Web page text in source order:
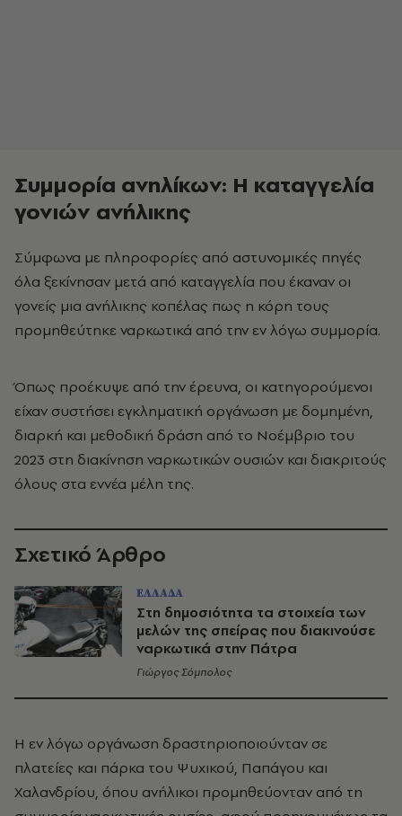
Συμμορία ανηλίκων: Η καταγγελία
γονιών ανήλικης
Σύμφωνα με πληροφορίες από αστυνομικές πηγές
όλα ξεκίνησαν μετά από καταγγελία που έκαναν οι
γονείς μια ανήλικης κοπέλας πως η κόρη τους
προμηθεύτηκε ναρκωτικά από την εν λόγω συμμορία.
Όπως προέκυψε από την έρευνα, οι κατηγορούμενοι
είχαν συστήσει εγκληματική οργάνωση με δομημένη,
διαρκή και μεθοδική δράση από το Νοέμβριο του
2023 στη διακίνηση ναρκωτικών ουσιών και διακριτούς
όλους στα εννέα μέλη της.
Σχετικό Άρθρο
ΕΛΛΑΔΑ
Στη δημοσιότητα τα στοιχεία των
μελών της σπείρας που διακινούσε
ναρκωτικά στην Πάτρα
Γιώργος Σόμπολος
Η εν λόγω οργάνωση δραστηριοποιούνταν σε
πλατείες και πάρκα του Ψυχικού, Παπάγου και
Χαλανδρίου, όπου ανήλικοι προμηθεύονταν από τη